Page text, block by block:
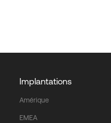
Implantations
Amérique
EMEA